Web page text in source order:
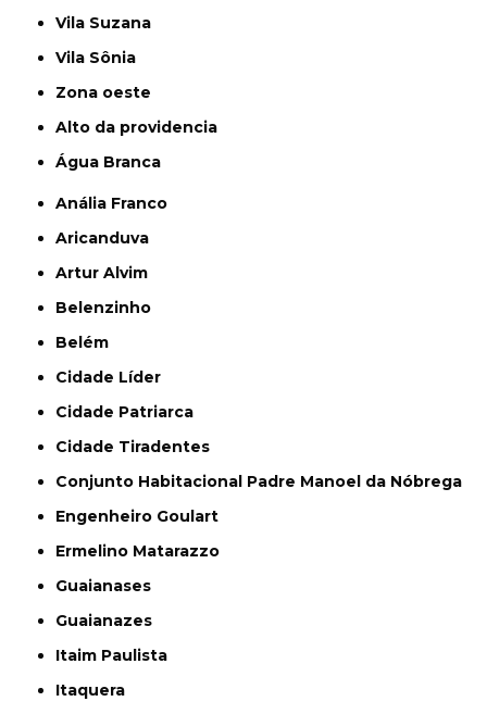
Vila Suzana
Vila Sônia
Zona oeste
alto da providencia
Água Branca
Anália Franco
Aricanduva
Artur Alvim
Belenzinho
Belém
Cidade Líder
Cidade Patriarca
Cidade Tiradentes
Conjunto Habitacional Padre Manoel da Nóbrega
Engenheiro Goulart
Ermelino Matarazzo
Guaianases
Guaianazes
Itaim Paulista
Itaquera